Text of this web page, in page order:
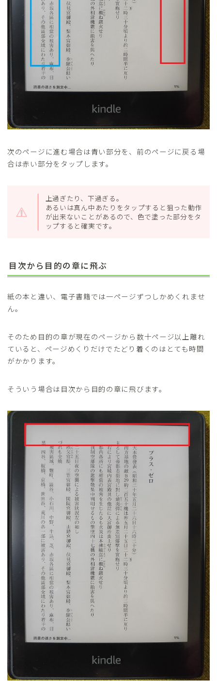
次のページに進む場合は青い部分を、前のページに戻る場
合は赤い部分をタップします。
上過ぎたり、下過ぎる。
あるいは真ん中あたりをタップすると狙った動作
が出来ないことがあるので、色で塗った部分をタ
ップすると確実です。
目次から目的の章に飛ぶ
紙の本と違い、電子書籍では一ページずつしかめくれませ
ん。
そのため目的の章が現在のページから数十ページ以上離れ
ていると、ページめくりだけでたどり着くのはとても時間
がかかります。
そういう場合は目次から目的の章に飛びます。